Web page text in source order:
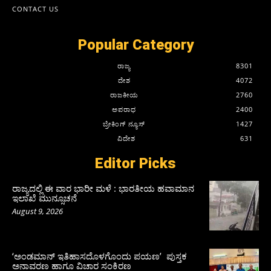
CONTACT US
Popular Category
ರಾಜ್ಯ
8301
ದೇಶ
4072
ರಾಜಕೀಯ
2760
ಅಪರಾಧ
2400
ಬ್ರೇಕಿಂಗ್ ನ್ಯೂಸ್
1427
ವಿದೇಶ
631
Editor Picks
ರಾಜ್ಯದಲ್ಲಿ ಈ ವಾರ ಭಾರೀ ಮಳೆ : ಭಾರತೀಯ ಹವಾಮಾನ
ಇಲಾಖೆ ಮುನ್ಸೂಚನೆ
August 9, 2026
‘ಅಂಡಮಾನ್ ಇತಿಹಾಸದೊಳಗೊಂದು ಪಯಣ’ ಪುಸ್ತಕ
ಅನಾವರಣ ಹಾಗೂ ವಿಚಾರ ಸಂಕಿರಣ